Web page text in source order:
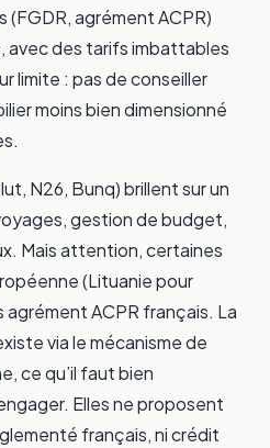
agrément ACPR)
avec des tarifs imbattables
limite : pas de conseiller
moins bien dimensionné
N26, Bunq) brillent sur un
gestion de budget,
Mais attention, certaines
(Lituanie pour
ACPR français. La
via le mécanisme de
ce qu’il faut bien
Elles ne proposent
français, ni crédit